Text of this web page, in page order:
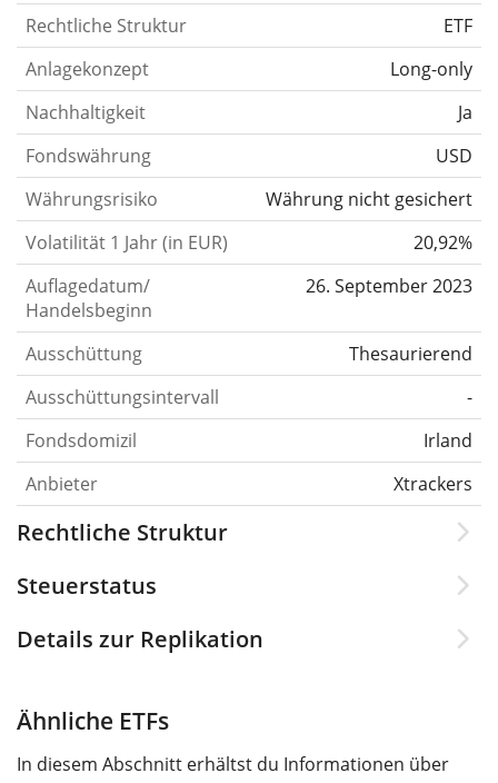
Rechtliche Struktur
ETF
Anlagekonzept
Long-only
Nachhaltigkeit
Ja
Fondswährung
USD
Währungsrisiko
Währung nicht gesichert
Volatilität 1 Jahr (in EUR)
20,92%
Auflagedatum/
Handelsbeginn
26. September 2023
Ausschüttung
Thesaurierend
Ausschüttungsintervall
-
Fondsdomizil
Irland
Anbieter
Xtrackers
Rechtliche Struktur
Steuerstatus
Details zur Replikation
Ähnliche ETFs
In diesem Abschnitt erhältst du Informationen über